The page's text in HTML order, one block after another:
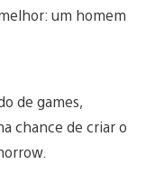
um homem
de games,
chance de criar o